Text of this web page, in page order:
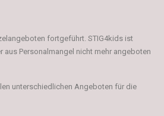
fortgeführt. STIG4kids ist
aus Personalmangel nicht mehr angeboten
unterschiedlichen Angeboten für die